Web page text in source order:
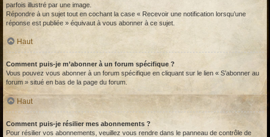
parfois illustré par une image.
Répondre à un sujet tout en cochant la case « Recevoir une notification lorsqu’une
réponse est publiée » équivaut à vous abonner à ce sujet.
Haut
Comment puis-je m’abonner à un forum spécifique ?
Vous pouvez vous abonner à un forum spécifique en cliquant sur le lien « S’abonner au
forum » situé en bas de la page du forum.
Haut
Comment puis-je résilier mes abonnements ?
Pour résilier vos abonnements, veuillez vous rendre dans le panneau de contrôle de